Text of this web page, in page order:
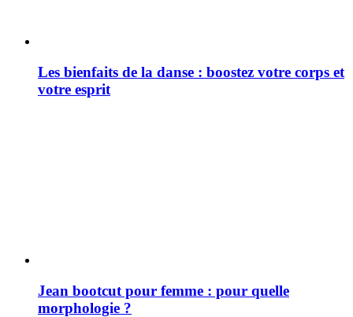
Les bienfaits de la danse : boostez votre corps et
votre esprit
Jean bootcut pour femme : pour quelle
morphologie ?